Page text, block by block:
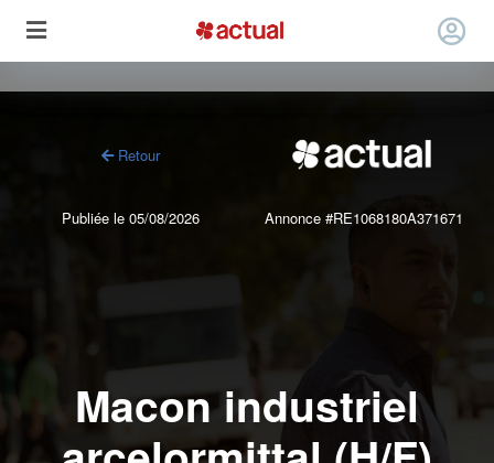
Retour
Publiée le 05/08/2026 Annonce #RE1068180A371671
Macon industriel